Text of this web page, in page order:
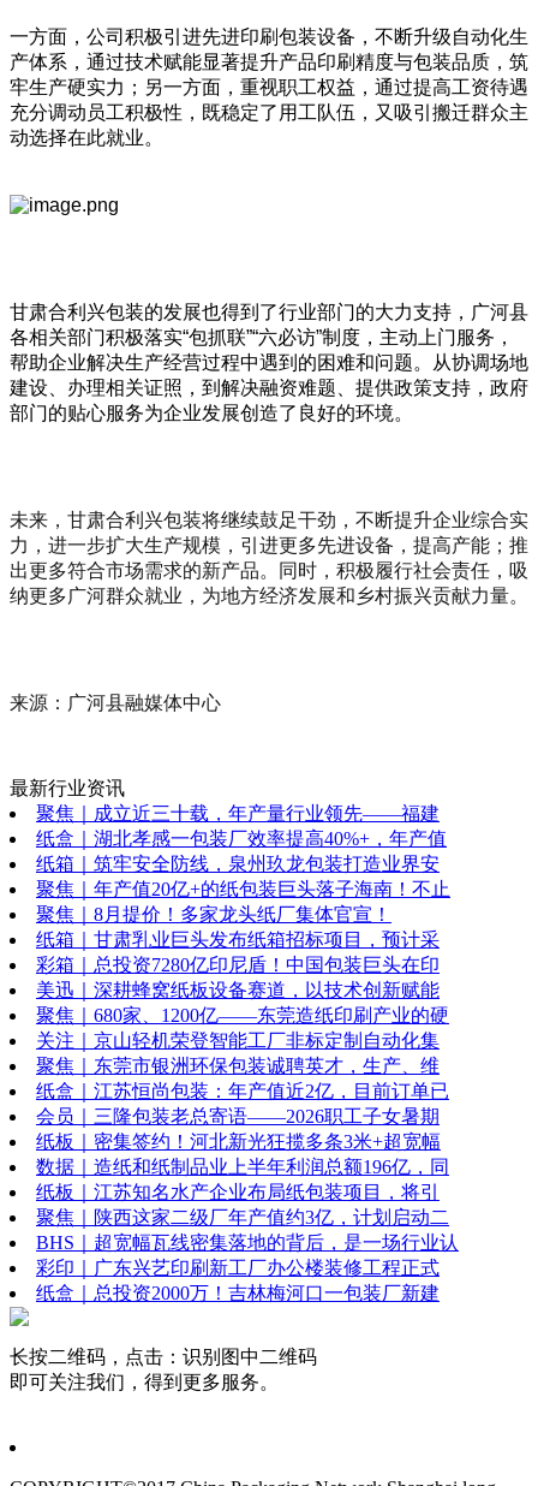
一方面，公司积极引进先进印刷包装设备，不断升级自动化生
产体系，通过技术赋能显著提升产品印刷精度与包装品质，筑
牢生产硬实力；另一方面，重视职工权益，通过提高工资待遇
充分调动员工积极性，既稳定了用工队伍，又吸引搬迁群众主
动选择在此就业。
甘肃合利兴包装的发展也得到了行业部门的大力支持，广河县
各相关部门积极落实“包抓联”“六必访”制度，主动上门服务，
帮助企业解决生产经营过程中遇到的困难和问题。从协调场地
建设、办理相关证照，到解决融资难题、提供政策支持，政府
部门的贴心服务为企业发展创造了良好的环境。
未来，甘肃合利兴包装将继续鼓足干劲，不断提升企业综合实
力，进一步扩大生产规模，引进更多先进设备，提高产能；推
出更多符合市场需求的新产品。同时，积极履行社会责任，吸
纳更多广河群众就业，为地方经济发展和乡村振兴贡献力量。
来源：广河县融媒体中心
最新行业资讯
聚焦｜成立近三十载，年产量行业领先——福建
纸盒｜湖北孝感一包装厂效率提高40%+，年产值
纸箱｜筑牢安全防线，泉州玖龙包装打造业界安
聚焦｜年产值20亿+的纸包装巨头落子海南！不止
聚焦｜8月提价！多家龙头纸厂集体官宣！
纸箱｜甘肃乳业巨头发布纸箱招标项目，预计采
彩箱｜总投资7280亿印尼盾！中国包装巨头在印
美迅｜深耕蜂窝纸板设备赛道，以技术创新赋能
聚焦｜680家、1200亿——东莞造纸印刷产业的硬
关注｜京山轻机荣登智能工厂非标定制自动化集
聚焦｜东莞市银洲环保包装诚聘英才，生产、维
纸盒｜江苏恒尚包装：年产值近2亿，目前订单已
会员｜三隆包装老总寄语——2026职工子女暑期
纸板｜密集签约！河北新光狂揽多条3米+超宽幅
数据｜造纸和纸制品业上半年利润总额196亿，同
纸板｜江苏知名水产企业布局纸包装项目，将引
聚焦｜陕西这家二级厂年产值约3亿，计划启动二
BHS｜超宽幅瓦线密集落地的背后，是一场行业认
彩印｜广东兴艺印刷新工厂办公楼装修工程正式
纸盒｜总投资2000万！吉林梅河口一包装厂新建
长按二维码，点击：识别图中二维码
即可关注我们，得到更多服务。